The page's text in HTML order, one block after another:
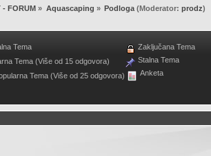
FORUM » Aquascaping » Podloga (Moderator:prodz)
Tema
Tema (Više od 15 odgovora)
Tema (Više od 25 odgovora)
Zaključana Tema
Stalna Tema
Anketa